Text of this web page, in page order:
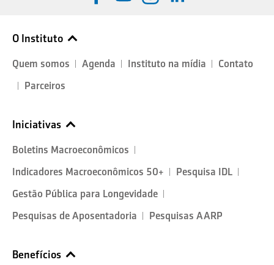
O Instituto
Quem somos Agenda Instituto na mídia
Contato
Parceiros
Iniciativas
Boletins Macroeconômicos
Indicadores Macroeconômicos 50+
Pesquisa IDL
Gestão Pública para Longevidade
Pesquisas de Aposentadoria
Pesquisas AARP
Benefícios